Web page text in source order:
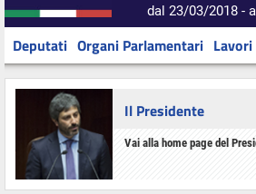
dal 23/03/2018 -
Deputati Organi Parlamentari Lavori
Il Presidente
Vai alla home page del